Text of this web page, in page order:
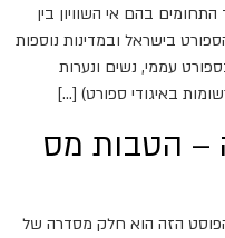
בהם אי השוויון בין
בישראל ובמדינות נוספות
עממי, נשים ונערות
באיגודי ספורט) […]
– הטבות מס
הפוסט הזה הוא חלק מסדרה של